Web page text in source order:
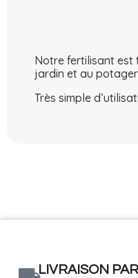
Notre fertilisant est
jardin et au
Très simple
LIVRAISON